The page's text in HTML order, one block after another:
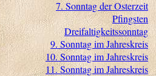
7. Sonntag der Osterzeit
Pfingsten
Dreifaltigkeitssonntag
9. Sonntag im Jahreskreis
10. Sonntag im Jahreskreis
11. Sonntag im Jahreskreis